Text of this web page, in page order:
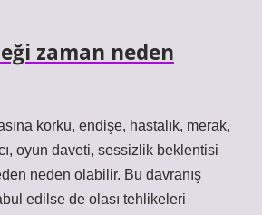
zaman neden
korku, endişe, hastalık, merak,
oyun daveti, sessizlik beklentisi
neden olabilir. Bu davranış
edilse de olası tehlikeleri